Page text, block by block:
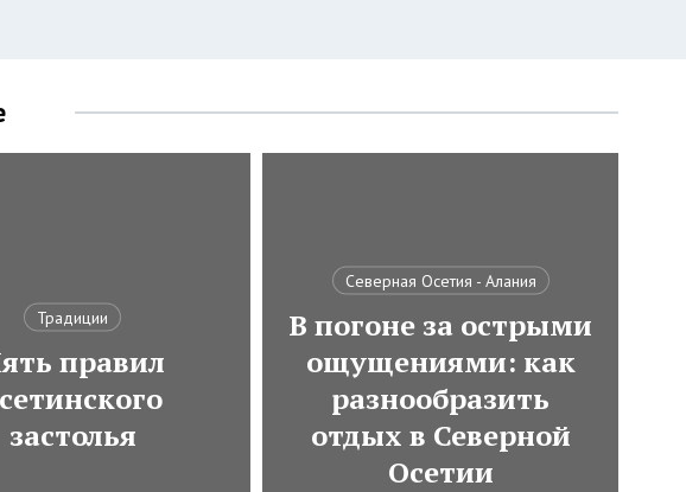
Традиции
правил
застолья
Северная Осетия - Алания
В погоне за острыми
ощущениями: как
разнообразить
отдых в Северной
Осетии